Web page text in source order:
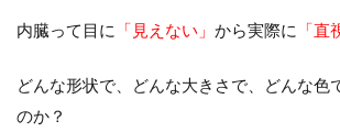
内臓って目に 「見えない」 から実際に 「直
どんな形状で、どんな大きさで、どんな色
のか？